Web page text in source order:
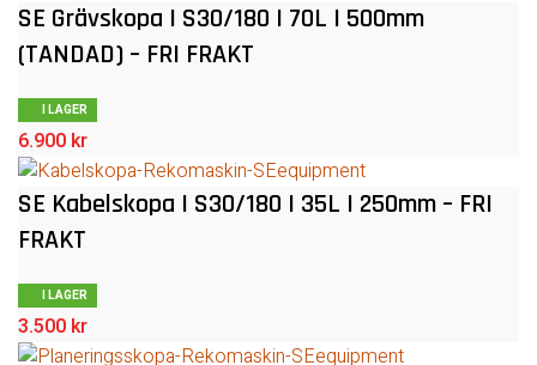
SE Grävskopa | S30/180 | 70L | 500mm
(TANDAD) – FRI FRAKT
I LAGER
6.900 kr
SE Kabelskopa | S30/180 | 35L | 250mm – FRI
FRAKT
I LAGER
3.500 kr